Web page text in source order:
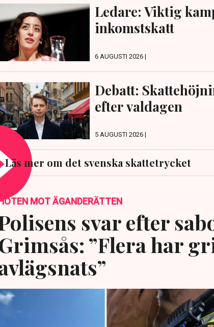
Ledare: Viktig
inkomstskatt
6 AUGUSTI 2026 |
Debatt:
efter valdagen
5 AUGUSTI 2026 |
Läs mer om det svenska skattetrycket
MOT ÄGANDERÄTTEN
svar efter
”Flera har